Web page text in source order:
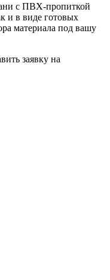
с ПВХ-пропиткой
и в виде готовых
материала под вашу
заявку на